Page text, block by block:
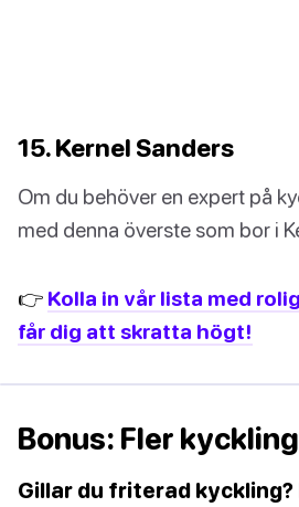
15. Kernel Sanders
Om du behöver en expert på
med denna överste som bor i
👉 Kolla in vår lista med
får dig att skratta högt!
Bonus: Fler
Gillar du friterad kyckling?